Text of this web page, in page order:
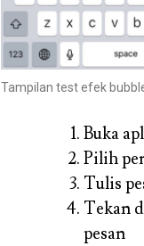
Tampilan test efek
Buka
Pilih
Tulis
Tekan
pesan